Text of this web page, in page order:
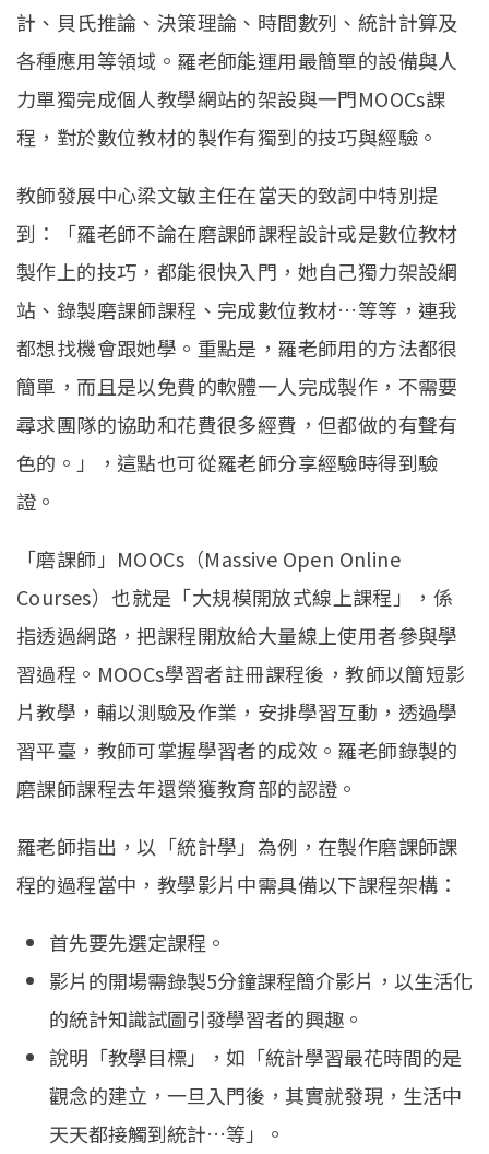
計、貝氏推論、決策理論、時間數列、統計計算及
各種應用等領域。羅老師能運用最簡單的設備與人
力單獨完成個人教學網站的架設與一門MOOCs課
程，對於數位教材的製作有獨到的技巧與經驗。
教師發展中心梁文敏主任在當天的致詞中特別提
到：「羅老師不論在磨課師課程設計或是數位教材
製作上的技巧，都能很快入門，她自己獨力架設網
站、錄製磨課師課程、完成數位教材…等等，連我
都想找機會跟她學。重點是，羅老師用的方法都很
簡單，而且是以免費的軟體一人完成製作，不需要
尋求團隊的協助和花費很多經費，但都做的有聲有
色的。」，這點也可從羅老師分享經驗時得到驗
證。
「磨課師」MOOCs（Massive Open Online
Courses）也就是「大規模開放式線上課程」，係
指透過網路，把課程開放給大量線上使用者參與學
習過程。MOOCs學習者註冊課程後，教師以簡短影
片教學，輔以測驗及作業，安排學習互動，透過學
習平臺，教師可掌握學習者的成效。羅老師錄製的
磨課師課程去年還榮獲教育部的認證。
羅老師指出，以「統計學」為例，在製作磨課師課
程的過程當中，教學影片中需具備以下課程架構：
首先要先選定課程。
影片的開場需錄製5分鐘課程簡介影片，以生活化
的統計知識試圖引發學習者的興趣。
說明「教學目標」，如「統計學習最花時間的是
觀念的建立，一旦入門後，其實就發現，生活中
天天都接觸到統計…等」。